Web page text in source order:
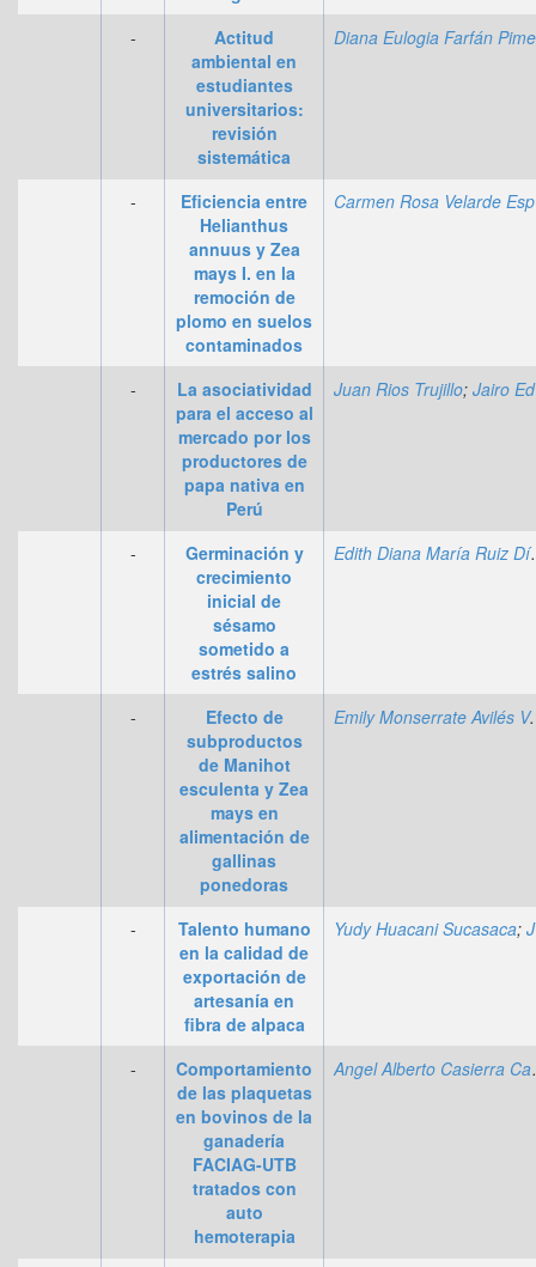
-
Actitud
ambiental en
estudiantes
universitarios:
revisión
sistemática
-
Eficiencia entre
Helianthus
annuus y Zea
mays I. en la
remoción de
plomo en suelos
contaminados
-
La asociatividad
para el acceso al
mercado por los
productores de
papa nativa en
Perú
Juan Rios Trujillo; Jairo Edson Gutiérrez-Collao
-
Germinación y
crecimiento
inicial de
sésamo
sometido a
estrés salino
Edith
-
Efecto de
subproductos
de Manihot
esculenta y Zea
mays en
alimentación de
gallinas
ponedoras
Emily
-
Talento humano
en la calidad de
exportación de
artesanía en
fibra de alpaca
Yudy Huacani Sucasaca; Jesús Mamani Mamani
-
Comportamiento
de las plaquetas
en bovinos de la
ganadería
FACIAG-UTB
tratados con
auto
hemoterapia